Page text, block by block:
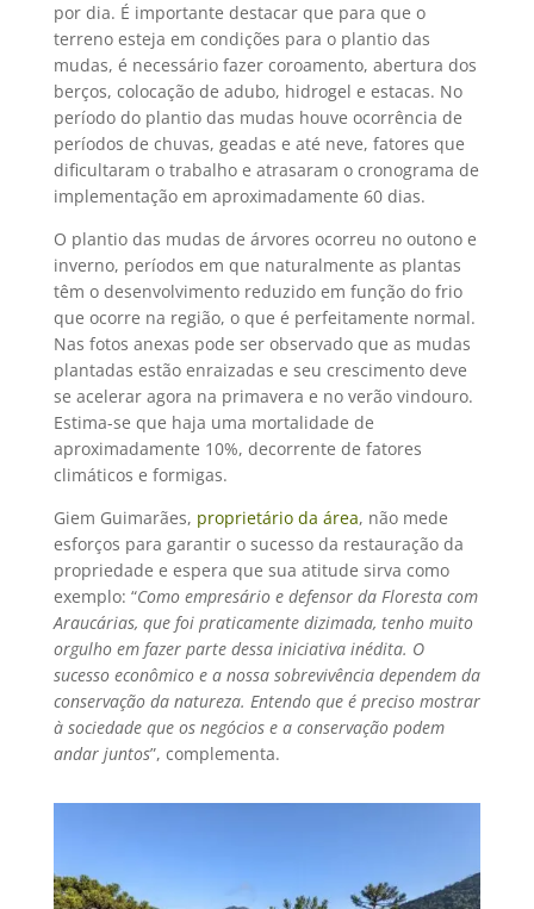
por dia. É importante destacar que para que o
terreno esteja em condições para o plantio das
mudas, é necessário fazer coroamento, abertura dos
berços, colocação de adubo, hidrogel e estacas. No
período do plantio das mudas houve ocorrência de
períodos de chuvas, geadas e até neve, fatores que
dificultaram o trabalho e atrasaram o cronograma de
implementação em aproximadamente 60 dias.
O plantio das mudas de árvores ocorreu no outono e
inverno, períodos em que naturalmente as plantas
têm o desenvolvimento reduzido em função do frio
que ocorre na região, o que é perfeitamente normal.
Nas fotos anexas pode ser observado que as mudas
plantadas estão enraizadas e seu crescimento deve
se acelerar agora na primavera e no verão vindouro.
Estima-se que haja uma mortalidade de
aproximadamente 10%, decorrente de fatores
climáticos e formigas.
Giem Guimarães, proprietário da área, não mede
esforços para garantir o sucesso da restauração da
propriedade e espera que sua atitude sirva como
exemplo: “Como empresário e defensor da Floresta com
Araucárias, que foi praticamente dizimada, tenho muito
orgulho em fazer parte dessa iniciativa inédita. O
sucesso econômico e a nossa sobrevivência dependem da
conservação da natureza. Entendo que é preciso mostrar
à sociedade que os negócios e a conservação podem
andar juntos”, complementa.